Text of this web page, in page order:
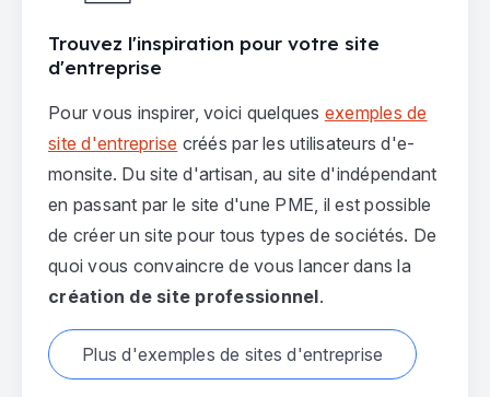
Trouvez l'inspiration pour votre site
d'entreprise
Pour vous inspirer, voici quelques exemples de
site d'entreprise créés par les utilisateurs d'e-
monsite. Du site d'artisan, au site d'indépendant
en passant par le site d'une PME, il est possible
de créer un site pour tous types de sociétés. De
quoi vous convaincre de vous lancer dans la
création de site professionnel.
Plus d'exemples de sites d'entreprise